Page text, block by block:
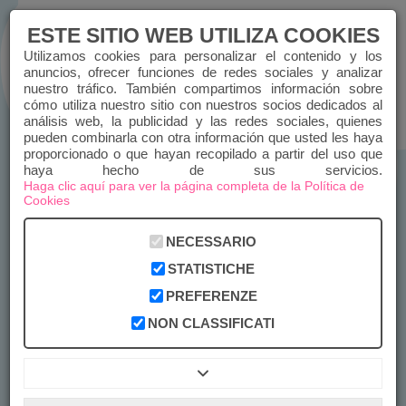
ACCEDER REGISTRARSE
CHIAMACI
ESTE SITIO WEB UTILIZA COOKIES
Utilizamos cookies para personalizar el contenido y los
anuncios, ofrecer funciones de redes sociales y analizar
nuestro tráfico. También compartimos información sobre
cómo utiliza nuestro sitio con nuestros socios dedicados al
análisis web, la publicidad y las redes sociales, quienes
pueden combinarla con otra información que usted les haya
proporcionado o que hayan recopilado a partir del uso que
haya hecho de sus servicios.
Haga clic aquí para ver la página completa de la Política de
Cookies
NECESSARIO
STATISTICHE
PREFERENZE
NON CLASSIFICATI